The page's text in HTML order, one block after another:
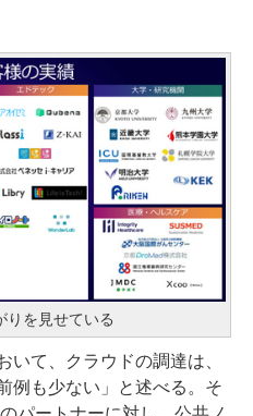
りを見せている
て、クラウドの調達は、
例も少ない」と述べる。そ